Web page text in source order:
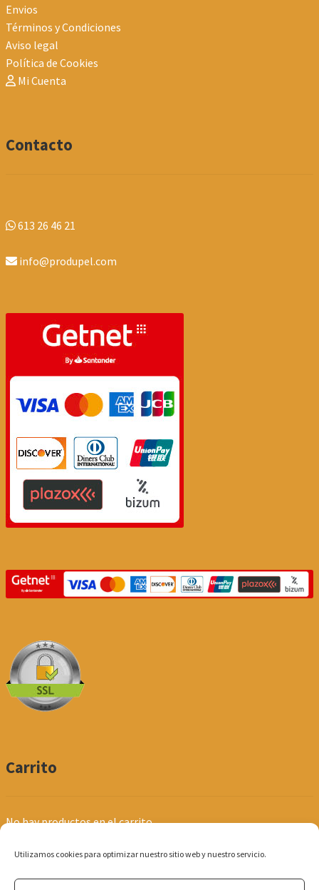
Utilizamos cookies para optimizar nuestro sitio web y nuestro servicio.
Envios
Términos y Condiciones
Aviso legal
Política de Cookies
Mi Cuenta
Contacto
613 26 46 21
info@produpel.com
Carrito
No hay productos en el carrito.